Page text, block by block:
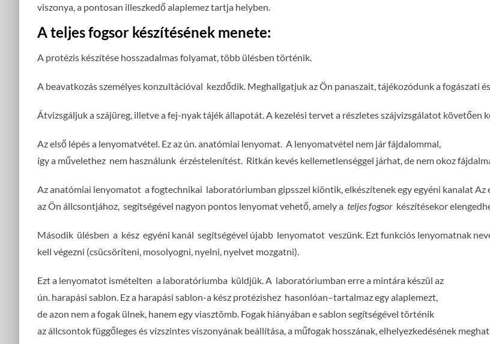
viszonya, a pontosan illeszkedő alaplemez tartja helyben.
A teljes fogsor készítésének menete:
A protézis készítése hosszadalmas folyamat, több ülésben történik.
A beavatkozás személyes konzultációval kezdődik. Meghallgatjuk az Ön panaszait, tájékozódunk a fogászati
Átvizsgáljuk a szájüreg, illetve a fej-nyak tájék állapotát. A kezelési tervet a részletes szájvizsgálatot követően
Az első lépés a lenyomatvétel. Ez az ún. anatómiai lenyomat. A lenyomatvétel nem jár fájdalommal,
így a művelethez nem használunk érzéstelenítést. Ritkán kevés kellemetlenséggel járhat, de nem okoz
Az anatómiai lenyomatot a fogtechnikai laboratóriumban gipsszel kiöntik, elkészítenek egy egyéni kanalat
az Ön állcsontjához, segítségével nagyon pontos lenyomat vehető, amely a teljes fogsor készítésekor
Második ülésben a kész egyéni kanál segítségével újabb lenyomatot veszünk. Ezt funkciós lenyomatnak
kell végezni (csücsöríteni, mosolyogni, nyelni, nyelvet mozgatni).
Ezt a lenyomatot ismételten a laboratóriumba küldjük. A laboratóriumban erre a mintára készül az
ún. harapási sablon. Ez a harapási sablon-a kész protézishez hasonlóan–tartalmaz egy alaplemezt,
de azon nem a fogak ülnek, hanem egy viasztömb. Fogak hiányában e sablon segítségével történik
az állcsontok függőleges és vízszintes viszonyának beállítása, a műfogak hosszának, elhelyezkedésének